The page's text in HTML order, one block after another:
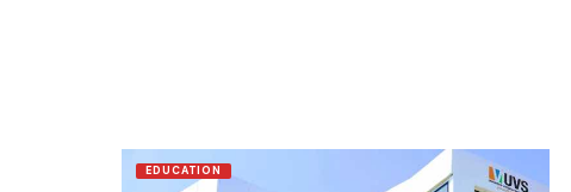
EDUCATION